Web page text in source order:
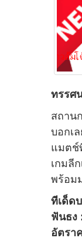
ทรรศ
สถาน
บอกเ
แมตช์
เกมลี
พร้อม
ทีเด็ด
ฟันธง
อัตรา